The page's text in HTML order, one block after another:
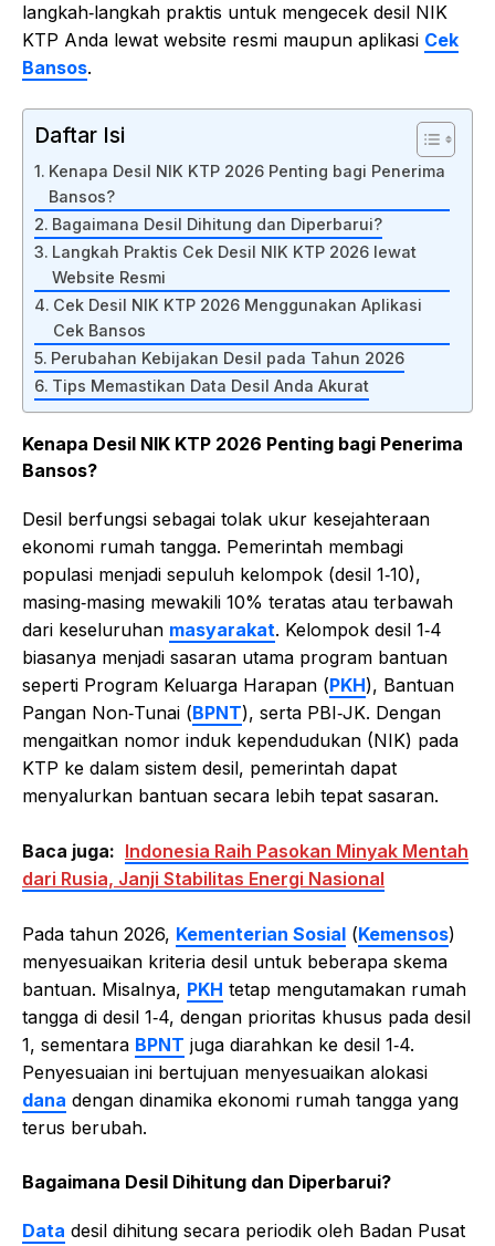
langkah‑langkah praktis untuk mengecek desil NIK
KTP Anda lewat website resmi maupun aplikasi Cek
Bansos.
Daftar Isi
Kenapa Desil NIK KTP 2026 Penting bagi Penerima
Bansos?
Bagaimana Desil Dihitung dan Diperbarui?
Langkah Praktis Cek Desil NIK KTP 2026 lewat
Website Resmi
Cek Desil NIK KTP 2026 Menggunakan Aplikasi
Cek Bansos
Perubahan Kebijakan Desil pada Tahun 2026
Tips Memastikan Data Desil Anda Akurat
Kenapa Desil NIK KTP 2026 Penting bagi Penerima
Bansos?
Desil berfungsi sebagai tolak ukur kesejahteraan
ekonomi rumah tangga. Pemerintah membagi
populasi menjadi sepuluh kelompok (desil 1‑10),
masing‑masing mewakili 10% teratas atau terbawah
dari keseluruhan masyarakat. Kelompok desil 1‑4
biasanya menjadi sasaran utama program bantuan
seperti Program Keluarga Harapan (PKH), Bantuan
Pangan Non‑Tunai (BPNT), serta PBI‑JK. Dengan
mengaitkan nomor induk kependudukan (NIK) pada
KTP ke dalam sistem desil, pemerintah dapat
menyalurkan bantuan secara lebih tepat sasaran.
Baca juga: Indonesia Raih Pasokan Minyak Mentah
dari Rusia, Janji Stabilitas Energi Nasional
Pada tahun 2026, Kementerian Sosial (Kemensos)
menyesuaikan kriteria desil untuk beberapa skema
bantuan. Misalnya, PKH tetap mengutamakan rumah
tangga di desil 1‑4, dengan prioritas khusus pada desil
1, sementara BPNT juga diarahkan ke desil 1‑4.
Penyesuaian ini bertujuan menyesuaikan alokasi
dana dengan dinamika ekonomi rumah tangga yang
terus berubah.
Bagaimana Desil Dihitung dan Diperbarui?
Data desil dihitung secara periodik oleh Badan Pusat